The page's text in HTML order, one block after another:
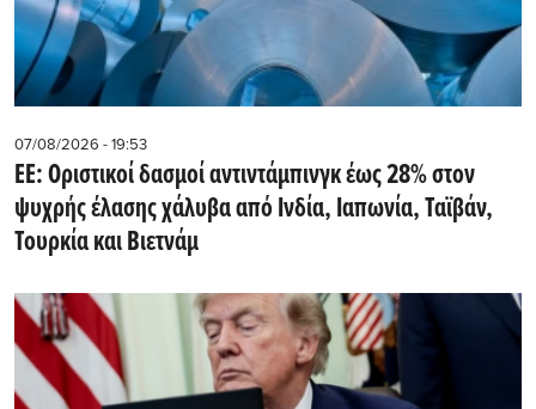
07/08/2026 - 19:53
ΕΕ: Οριστικοί δασμοί αντιντάμπινγκ έως 28% στον
ψυχρής έλασης χάλυβα από Ινδία, Ιαπωνία, Ταϊβάν,
Τουρκία και Βιετνάμ